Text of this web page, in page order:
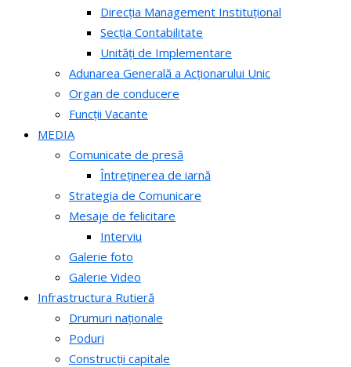
Direcția Management Instituțional
Secția Contabilitate
Unități de Implementare
Adunarea Generală a Acționarului Unic
Organ de conducere
Funcții Vacante
MEDIA
Comunicate de presă
Întreținerea de iarnă
Strategia de Comunicare
Mesaje de felicitare
Interviu
Galerie foto
Galerie Video
Infrastructura Rutieră
Drumuri naționale
Poduri
Construcții capitale